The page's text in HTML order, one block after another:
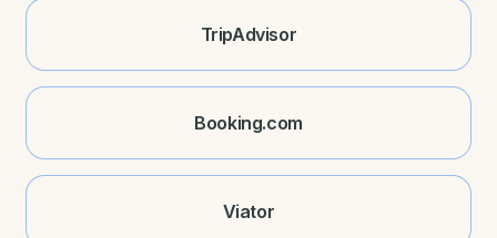
TripAdvisor
Booking.com
Viator